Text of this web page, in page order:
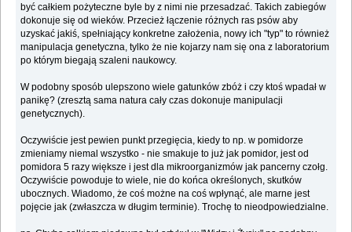
być całkiem pożyteczne byle by z nimi nie przesadzać. Takich zabiegów
dokonuje się od wieków. Przecież łączenie różnych ras psów aby
uzyskać jakiś, spełniający konkretne założenia, nowy ich "typ" to również
manipulacja genetyczna, tylko że nie kojarzy nam się ona z laboratorium
po którym biegają szaleni naukowcy.
W podobny sposób ulepszono wiele gatunków zbóż i czy ktoś wpadał w
panikę? (zresztą sama natura cały czas dokonuje manipulacji
genetycznych).
Oczywiście jest pewien punkt przegięcia, kiedy to np. w pomidorze
zmieniamy niemal wszystko - nie smakuje to już jak pomidor, jest od
pomidora 5 razy większe i jest dla mikroorganizmów jak pancerny czołg.
Oczywiście powoduje to wiele, nie do końca określonych, skutków
ubocznych. Wiadomo, że coś możne na coś wpłynąć, ale marne jest
pojęcie jak (zwłaszcza w długim terminie). Trochę to nieodpowiedzialne.